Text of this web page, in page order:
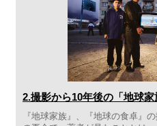
2.撮影から10年後の「地球家
『地球家族』、『地球の食卓』